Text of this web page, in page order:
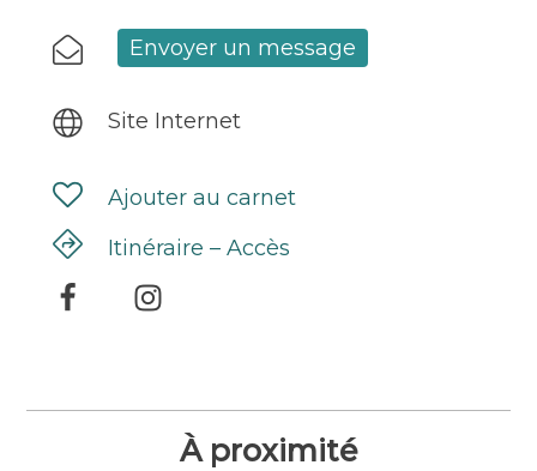
Envoyer un message
Site Internet
Ajouter au carnet
Itinéraire – Accès
À proximité